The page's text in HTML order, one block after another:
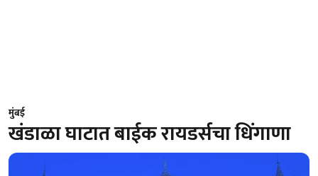
मुंबई
खंडाळा घाटात बाईक रायडर्सचा धिंगाणा